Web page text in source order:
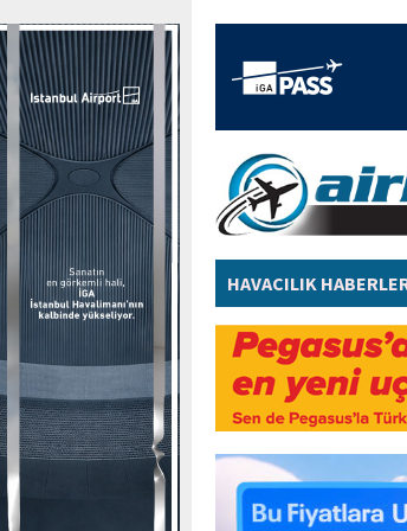
HAVACILIK